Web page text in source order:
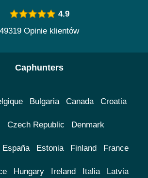
4.9
49319 Opinie klientów
Caphunters
Bulgaria Canada Croatia
Czech Republic Denmark
España Estonia Finland France
Hungary Ireland Italia Latvia